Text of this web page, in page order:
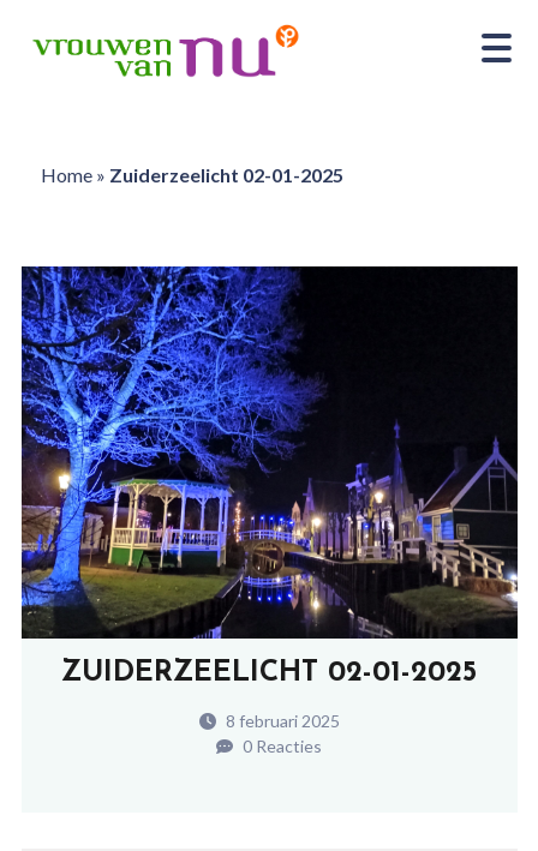
Home» Zuiderzeelicht 02-01-2025
ZUIDERZEELICHT 02-01-2025
8 februari 2025
0 Reacties